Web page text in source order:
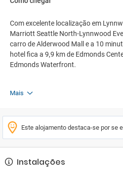
Com excelente localização em
Marriott Seattle North-Lynnwood
carro de Alderwood Mall e a 10
hotel fica a 9,9 km de Edmonds
Edmonds Waterfront.
Mais
Este alojamento destaca-se por se
Instalações